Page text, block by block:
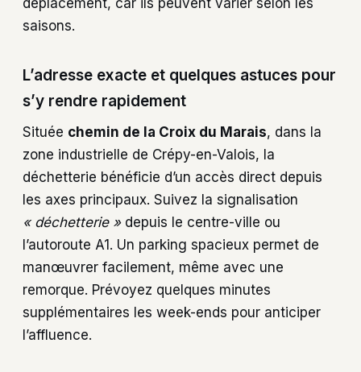
saisons.
L’adresse exacte et quelques astuces pour
s’y rendre rapidement
Située chemin de la Croix du Marais, dans la
zone industrielle de Crépy-en-Valois, la
déchetterie bénéficie d’un accès direct depuis
les axes principaux. Suivez la signalisation
« déchetterie »depuis le centre-ville ou
l’autoroute A1. Un parking spacieux permet de
manœuvrer facilement, même avec une
remorque. Prévoyez quelques minutes
supplémentaires les week-ends pour anticiper
l’affluence.